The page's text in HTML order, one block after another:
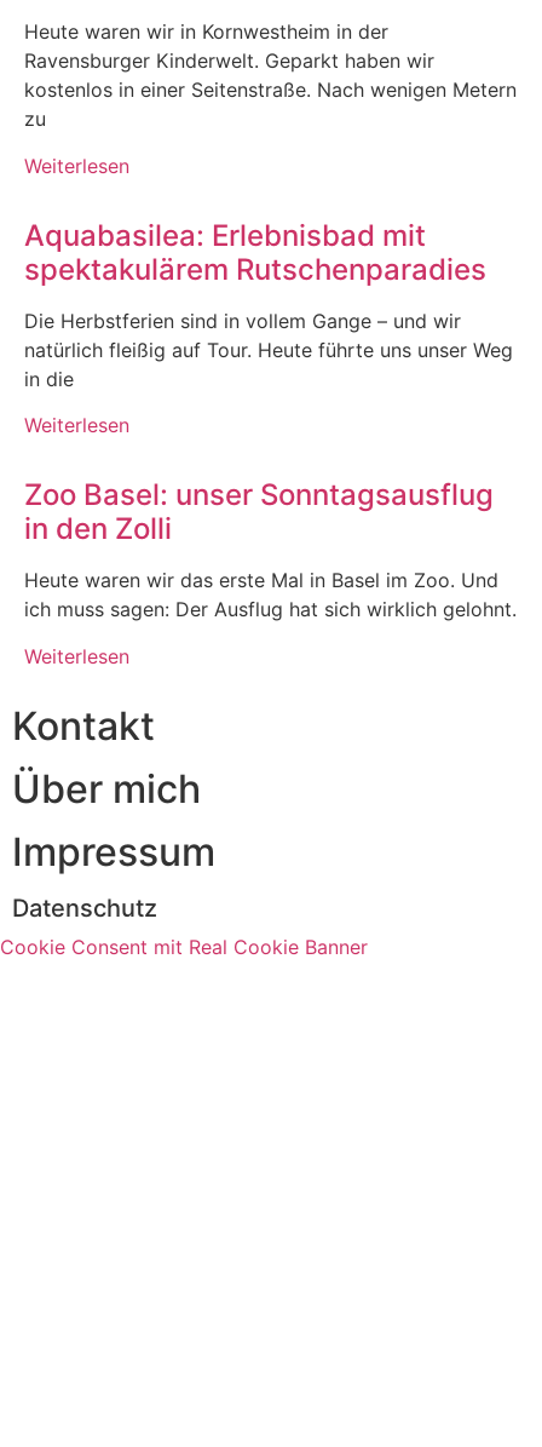
Heute waren wir in Kornwestheim in der
Ravensburger Kinderwelt. Geparkt haben wir
kostenlos in einer Seitenstraße. Nach wenigen Metern
zu
Weiterlesen
Aquabasilea: Erlebnisbad mit
spektakulärem Rutschenparadies
Die Herbstferien sind in vollem Gange – und wir
natürlich fleißig auf Tour. Heute führte uns unser Weg
in die
Weiterlesen
Zoo Basel: unser Sonntagsausflug
in den Zolli
Heute waren wir das erste Mal in Basel im Zoo. Und
ich muss sagen: Der Ausflug hat sich wirklich gelohnt.
Weiterlesen
Kontakt
Über mich
Impressum
Datenschutz
Cookie Consent mit Real Cookie Banner